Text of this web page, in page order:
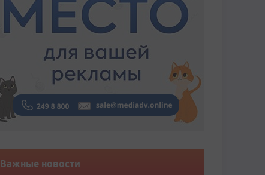
Важные новости